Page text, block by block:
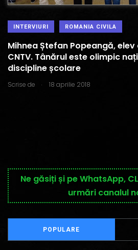
INTERVIURI ROMANIA CIVILA
Mihnea Ștefan Popeangă,
CNTV. Tânărul este olimpic
discipline școlare
Scrise de . 18 aprilie 2018
Ne găsiți și pe WhatsApp,
urmări canalul
POPULARE